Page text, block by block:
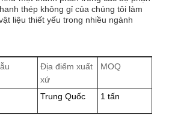
thép không gỉ của chúng tôi làm
liệu thiết yếu trong nhiều ngành
Địa điểm xuất
xứ
MOQ
Trung Quốc 1 tấn